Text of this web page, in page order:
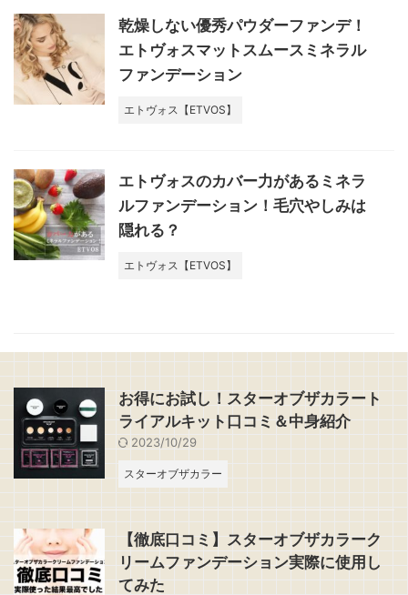
乾燥しない優秀パウダーファンデ！
エトヴォスマットスムースミネラル
ファンデーション
エトヴォス【ETVOS】
エトヴォスのカバー力があるミネラ
ルファンデーション！毛穴やしみは
隠れる？
エトヴォス【ETVOS】
お得にお試し！スターオブザカラート
ライアルキット口コミ＆中身紹介
2023/10/29
スターオブザカラー
【徹底口コミ】スターオブザカラーク
リームファンデーション実際に使用し
てみた